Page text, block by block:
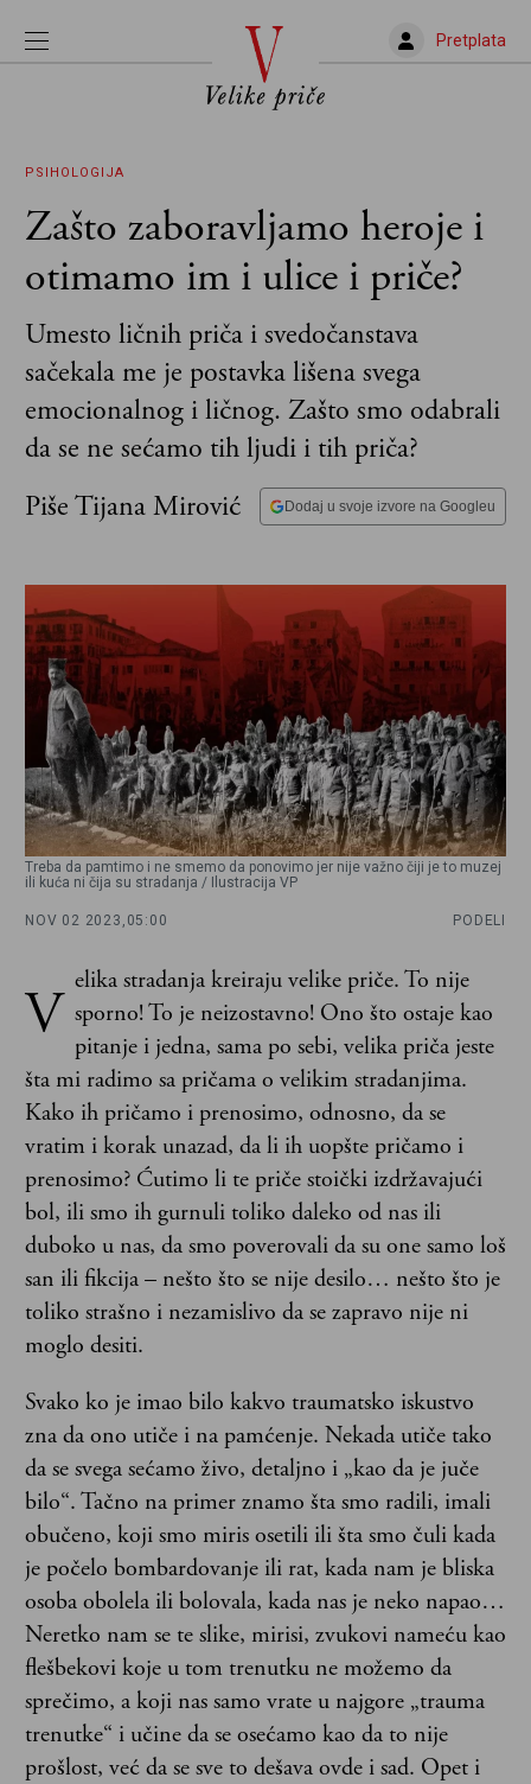
Pretplata
PSIHOLOGIJA
Zašto zaboravljamo heroje i
otimamo im i ulice i priče?
Umesto ličnih priča i svedočanstava
sačekala me je postavka lišena svega
emocionalnog i ličnog. Zašto smo odabrali
da se ne sećamo tih ljudi i tih priča?
Piše Tijana Mirović
Dodaj u svoje izvore na Googleu
Treba da pamtimo i ne smemo da ponovimo jer nije važno čiji je to muzej
ili kuća ni čija su stradanja / Ilustracija VP
NOV 02 2023, 05:00 PODELI
V elika stradanja kreiraju velike priče. To nije
sporno! To je neizostavno! Ono što ostaje kao
pitanje i jedna, sama po sebi, velika priča jeste
šta mi radimo sa pričama o velikim stradanjima.
Kako ih pričamo i prenosimo, odnosno, da se
vratim i korak unazad, da li ih uopšte pričamo i
prenosimo? Ćutimo li te priče stoički izdržavajući
bol, ili smo ih gurnuli toliko daleko od nas ili
duboko u nas, da smo poverovali da su one samo loš
san ili fikcija – nešto što se nije desilo… nešto što je
toliko strašno i nezamislivo da se zapravo nije ni
moglo desiti.
Svako ko je imao bilo kakvo traumatsko iskustvo
zna da ono utiče i na pamćenje. Nekada utiče tako
da se svega sećamo živo, detaljno i „kao da je juče
bilo“. Tačno na primer znamo šta smo radili, imali
obučeno, koji smo miris osetili ili šta smo čuli kada
je počelo bombardovanje ili rat, kada nam je bliska
osoba obolela ili bolovala, kada nas je neko napao…
Neretko nam se te slike, mirisi, zvukovi nameću kao
flešbekovi koje u tom trenutku ne možemo da
sprečimo, a koji nas samo vrate u najgore „trauma
trenutke“ i učine da se osećamo kao da to nije
prošlost, već da se sve to dešava ovde i sad. Opet i